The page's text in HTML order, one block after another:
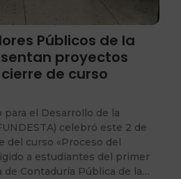
Públicos de la
proyectos
de curso
el Desarrollo de la
celebró este 2 de
del curso «Proceso del
a estudiantes del primer
de Contaduría Pública de la…